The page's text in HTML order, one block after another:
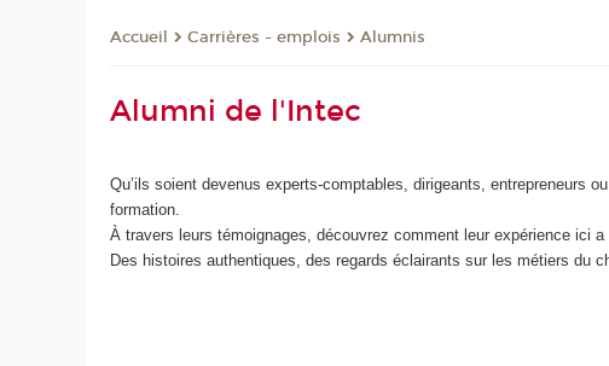
Accueil Carrières - emplois Alumnis
Alumni de l'Intec
Qu’ils soient devenus experts-comptables, dirigeants, entrepreneurs
formation.
À travers leurs témoignages, découvrez comment leur expérience ici
Des histoires authentiques, des regards éclairants sur les métiers du